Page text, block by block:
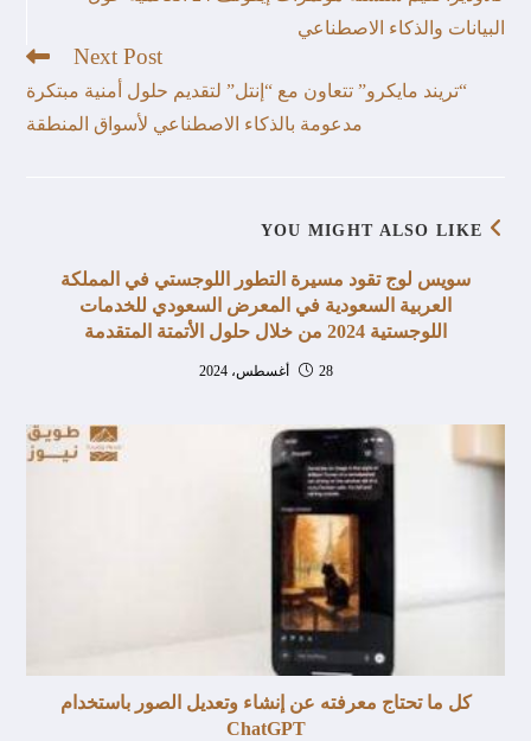
البيانات والذكاء الاصطناعي
Next Post
“تريند مايكرو” تتعاون مع “إنتل” لتقديم حلول أمنية مبتكرة
مدعومة بالذكاء الاصطناعي لأسواق المنطقة
YOU MIGHT ALSO LIKE
سويس لوج تقود مسيرة التطور اللوجستي في المملكة
العربية السعودية في المعرض السعودي للخدمات
اللوجستية 2024 من خلال حلول الأتمتة المتقدمة
28 أغسطس، 2024
كل ما تحتاج معرفته عن إنشاء وتعديل الصور باستخدام
ChatGPT